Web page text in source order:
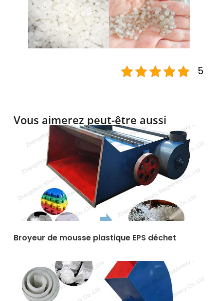
5
Vous aimerez peut-être aussi
Broyeur de mousse plastique EPS déchet